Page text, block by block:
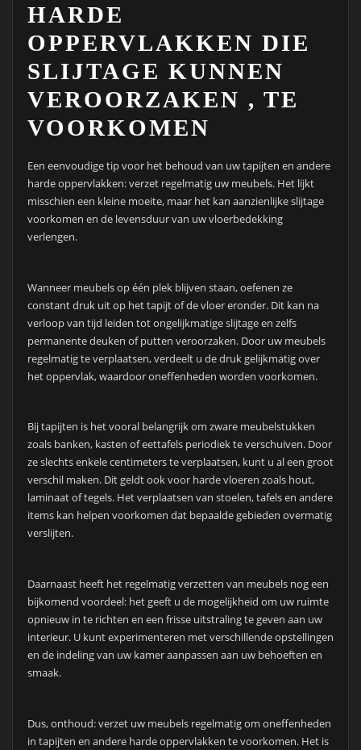
HARDE
OPPERVLAKKEN DIE
SLIJTAGE KUNNEN
VEROORZAKEN , TE
VOORKOMEN
Een eenvoudige tip voor het behoud van uw tapijten en andere
harde oppervlakken: verzet regelmatig uw meubels. Het lijkt
misschien een kleine moeite, maar het kan aanzienlijke slijtage
voorkomen en de levensduur van uw vloerbedekking
verlengen.
Wanneer meubels op één plek blijven staan, oefenen ze
constant druk uit op het tapijt of de vloer eronder. Dit kan na
verloop van tijd leiden tot ongelijkmatige slijtage en zelfs
permanente deuken of putten veroorzaken. Door uw meubels
regelmatig te verplaatsen, verdeelt u de druk gelijkmatig over
het oppervlak, waardoor oneffenheden worden voorkomen.
Bij tapijten is het vooral belangrijk om zware meubelstukken
zoals banken, kasten of eettafels periodiek te verschuiven. Door
ze slechts enkele centimeters te verplaatsen, kunt u al een groot
verschil maken. Dit geldt ook voor harde vloeren zoals hout,
laminaat of tegels. Het verplaatsen van stoelen, tafels en andere
items kan helpen voorkomen dat bepaalde gebieden overmatig
verslijten.
Daarnaast heeft het regelmatig verzetten van meubels nog een
bijkomend voordeel: het geeft u de mogelijkheid om uw ruimte
opnieuw in te richten en een frisse uitstraling te geven aan uw
interieur. U kunt experimenteren met verschillende opstellingen
en de indeling van uw kamer aanpassen aan uw behoeften en
smaak.
Dus, onthoud: verzet uw meubels regelmatig om oneffenheden
in tapijten en andere harde oppervlakken te voorkomen. Het is